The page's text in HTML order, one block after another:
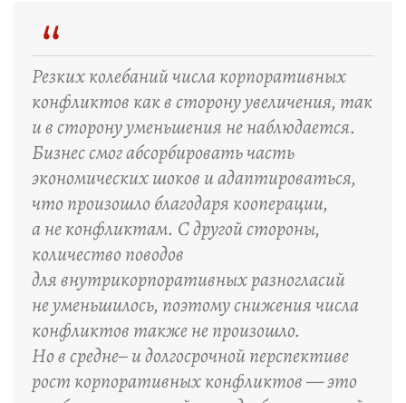
“
Резких колебаний числа корпоративных
конфликтов как в сторону увеличения, так
и в сторону уменьшения не наблюдается.
Бизнес смог абсорбировать часть
экономических шоков и адаптироваться,
что произошло благодаря кооперации,
а не конфликтам. С другой стороны,
количество поводов
для внутрикорпоративных разногласий
не уменьшилось, поэтому снижения числа
конфликтов также не произошло.
Но в средне– и долгосрочной перспективе
рост корпоративных конфликтов — это